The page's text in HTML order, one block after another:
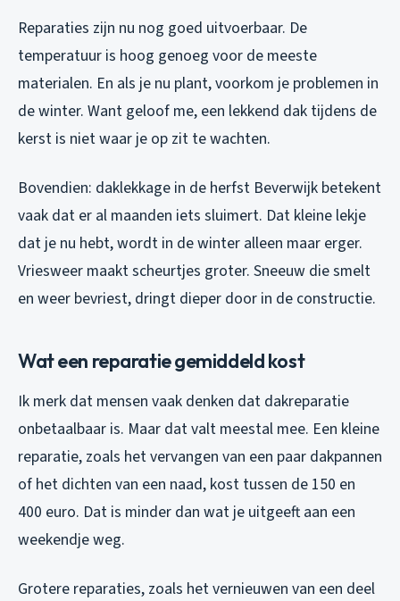
Reparaties zijn nu nog goed uitvoerbaar. De
temperatuur is hoog genoeg voor de meeste
materialen. En als je nu plant, voorkom je problemen in
de winter. Want geloof me, een lekkend dak tijdens de
kerst is niet waar je op zit te wachten.
Bovendien: daklekkage in de herfst Beverwijk betekent
vaak dat er al maanden iets sluimert. Dat kleine lekje
dat je nu hebt, wordt in de winter alleen maar erger.
Vriesweer maakt scheurtjes groter. Sneeuw die smelt
en weer bevriest, dringt dieper door in de constructie.
Wat een reparatie gemiddeld kost
Ik merk dat mensen vaak denken dat dakreparatie
onbetaalbaar is. Maar dat valt meestal mee. Een kleine
reparatie, zoals het vervangen van een paar dakpannen
of het dichten van een naad, kost tussen de 150 en
400 euro. Dat is minder dan wat je uitgeeft aan een
weekendje weg.
Grotere reparaties, zoals het vernieuwen van een deel